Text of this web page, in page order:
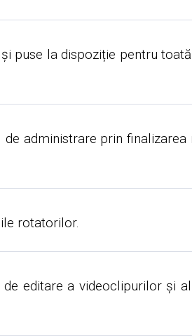
la dispoziție pentru
administrare prin
rotatorilor.
editare a videoclipurilor și